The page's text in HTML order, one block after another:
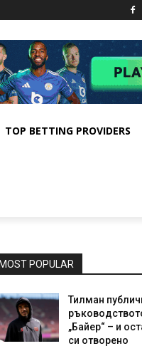
TOP BETTING PROVIDERS
MOST POPULAR
Тилман
„Байер“ – и
си отворено